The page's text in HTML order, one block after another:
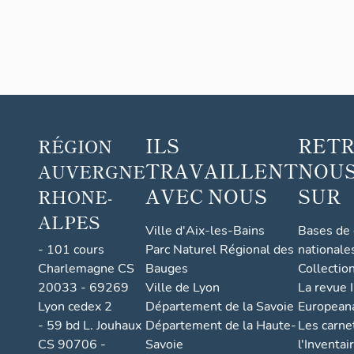
RÉGION
AUVERGNE
RHONE-
ALPES
- 101 cours
Charlemagne CS
20033 - 69269
Lyon cedex 2
- 59 bd L. Jouhaux
CS 90706 -
ILS
TRAVAILLENT
AVEC NOUS
Ville d'Aix-les-Bains
Parc Naturel Régional des
Bauges
Ville de Lyon
Département de la Savoie
Département de la Haute-
Savoie
SUR
Bases
La revue
Les